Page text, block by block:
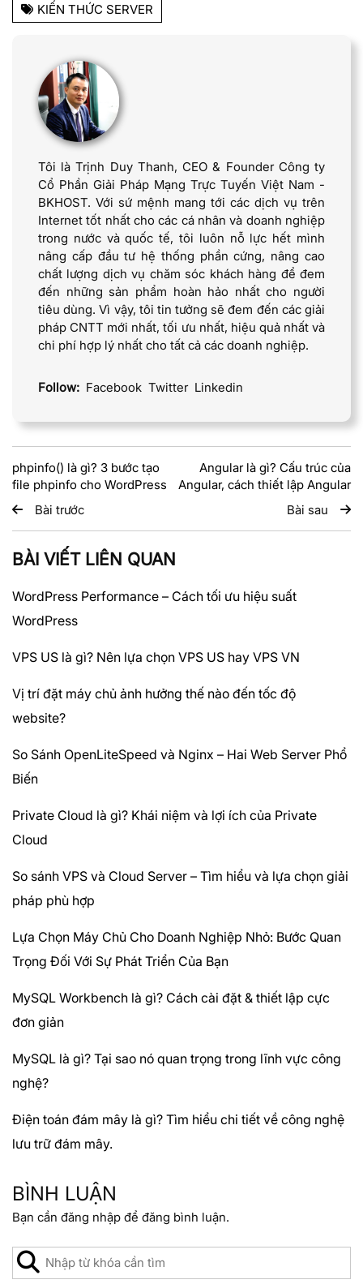
KIẾN THỨC SERVER
Tôi là Trịnh Duy Thanh, CEO & Founder Công ty
Cổ Phần Giải Pháp Mạng Trực Tuyến Việt Nam -
BKHOST. Với sứ mệnh mang tới các dịch vụ trên
Internet tốt nhất cho các cá nhân và doanh nghiệp
trong nước và quốc tế, tôi luôn nỗ lực hết mình
nâng cấp đầu tư hệ thống phần cứng, nâng cao
chất lượng dịch vụ chăm sóc khách hàng để đem
đến những sản phẩm hoàn hảo nhất cho người
tiêu dùng. Vì vậy, tôi tin tưởng sẽ đem đến các giải
pháp CNTT mới nhất, tối ưu nhất, hiệu quả nhất và
chi phí hợp lý nhất cho tất cả các doanh nghiệp.
Follow: Facebook Twitter Linkedin
phpinfo() là gì? 3 bước tạo
file phpinfo cho WordPress
Bài trước
Angular là gì? Cấu trúc của
Angular, cách thiết lập Angular
Bài sau
BÀI VIẾT LIÊN QUAN
WordPress Performance – Cách tối ưu hiệu suất
WordPress
VPS US là gì? Nên lựa chọn VPS US hay VPS VN
Vị trí đặt máy chủ ảnh hưởng thế nào đến tốc độ
website?
So Sánh OpenLiteSpeed và Nginx – Hai Web Server Phổ
Biến
Private Cloud là gì? Khái niệm và lợi ích của Private
Cloud
So sánh VPS và Cloud Server – Tìm hiểu và lựa chọn giải
pháp phù hợp
Lựa Chọn Máy Chủ Cho Doanh Nghiệp Nhỏ: Bước Quan
Trọng Đối Với Sự Phát Triển Của Bạn
MySQL Workbench là gì? Cách cài đặt & thiết lập cực
đơn giản
MySQL là gì? Tại sao nó quan trọng trong lĩnh vực công
nghệ?
Điện toán đám mây là gì? Tìm hiểu chi tiết về công nghệ
lưu trữ đám mây.
BÌNH LUẬN
Bạn cần đăng nhập để đăng bình luận.